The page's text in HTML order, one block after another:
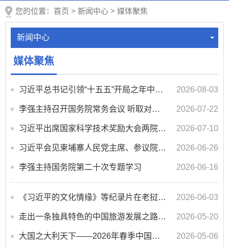
您的位置： 首页 > 新闻中心 > 媒体聚焦
新闻中心
媒体聚焦
2026-08-03
习近平总书记引领“十五五”开局之年中国经济破浪前行
2026-07-22
李强主持召开国务院常务会议 听取对服务业扩能提质和“六张网”规划建设督查情况汇报等
2026-07-10
习近平出席国家科学技术奖励大会两院院士大会中国科协第十一次全国代表大会并发表重要讲话
2026-06-26
习近平会见柬埔寨人民党主席、参议院主席洪森
2026-06-16
李强主持国务院第二十次专题学习
2026-06-03
《习近平的文化情缘》等纪录片在老挝启播
2026-05-20
走出一条独具特色的中国旅游发展之路——习近平文化思想引领旅游强国建设
2026-05-06
大国之大利天下——2026年春季中国元首外交纪事